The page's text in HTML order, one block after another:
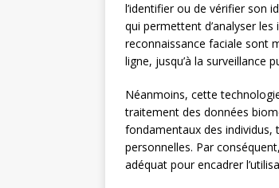
l’identifier ou de vérifier son
qui permettent d’analyser
reconnaissance faciale sont
ligne, jusqu’à la surveillance
Néanmoins, cette
traitement des données
fondamentaux des individus,
personnelles. Par
adéquat pour encadrer